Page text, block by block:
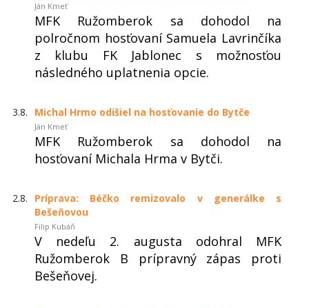
Ján Kmeť
MFK Ružomberok sa dohodol na
polročnom hosťovaní Samuela Lavrinčíka
z klubu FK Jablonec s možnosťou
následného uplatnenia opcie.
3.8. Michal Hrmo odišiel na hosťovanie do Bytče
Ján Kmeť
MFK Ružomberok sa dohodol na
hosťovaní Michala Hrma v Bytči.
2.8.
Príprava: Béčko remizovalo v generálke s
Bešeňovou
Filip Kubáň
V nedeľu 2. augusta odohral MFK
Ružomberok B prípravný zápas proti
Bešeňovej.